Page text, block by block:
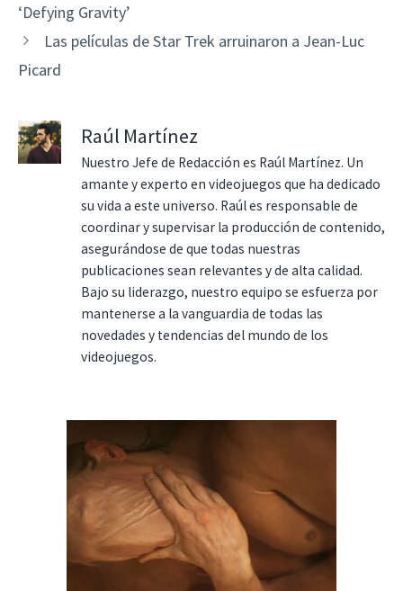
‘Defying Gravity’
Las películas de Star Trek arruinaron a Jean-Luc
Picard
Raúl Martínez
Nuestro Jefe de Redacción es Raúl Martínez. Un
amante y experto en videojuegos que ha dedicado
su vida a este universo. Raúl es responsable de
coordinar y supervisar la producción de contenido,
asegurándose de que todas nuestras
publicaciones sean relevantes y de alta calidad.
Bajo su liderazgo, nuestro equipo se esfuerza por
mantenerse a la vanguardia de todas las
novedades y tendencias del mundo de los
videojuegos.